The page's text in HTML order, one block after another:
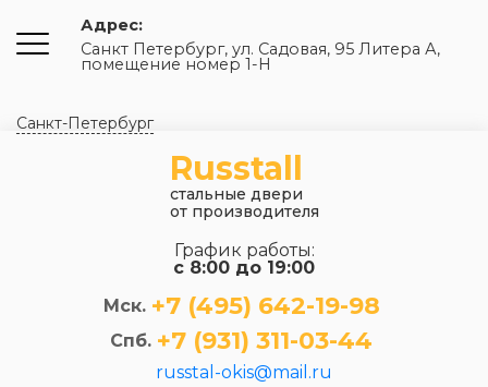
Адрес:
Санкт Петербург, ул. Садовая, 95 Литера А,
помещение номер 1-Н
Санкт-Петербург
Russtall
стальные двери
от производителя
График работы:
с 8:00 до 19:00
Мск. +7 (495) 642-19-98
Спб. +7 (931) 311-03-44
russtal-okis@mail.ru